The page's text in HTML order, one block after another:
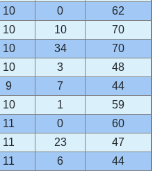
10 0
62
10 10
70
10 34
70
10 3
48
9 7
44
10 1
59
11 0
60
11 23
47
11 6
44